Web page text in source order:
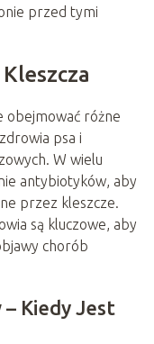
przed tymi
obejmować różne
psa i
W wielu
antybiotyków, aby
przez kleszcze.
są kluczowe, aby
chorób
Kiedy Jest